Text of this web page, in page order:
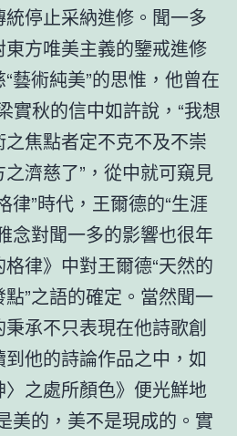
停止采納進修。聞一多
方唯美主義的鑒戒進修
藝術純美”的思惟，他曾在
實秋的信中如許說，“我想
焦點者定不克不及不崇
濟慈了”，從中就可窺見
律”時代，王爾德的“生涯
念對聞一多的影響也很年
律》中對王爾德“天然的
”之語的確定。當然聞一
承不只表現在他詩歌創
他的詩論作品之中，如
之處所顏色》便光鮮地
美的，美不是現成的。實